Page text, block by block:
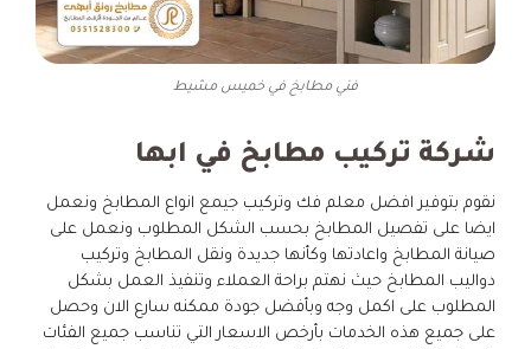
فني مطابخ في خميس مشيط
شركة تركيب مطابخ في ابها
نقوم بتوفير افضل معلم فك وتركيب جيمع انواع المطابخ ونعمل
ايضا على تفصيل المطابخ بحسب الشكل المطلوب ونعمل على
صيانة المطابخ واعادتها وكأنها جديدة ونقل المطابخ وتركيب
دواليب المطابخ حيث نهتم براحة العملاء وتنفيذ العمل بشكل
المطلوب على اكمل وجه وبأفضل جودة ممكنه سارع الان وحصل
على جميع هذه الخدمات بأرخص الاسعار التي تناسب جميع الفئات